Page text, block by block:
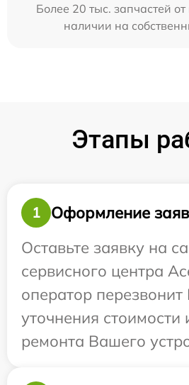
Более 20 тыс. запчастей
наличии на
Этапы
1
Оформление
Оставьте заявку на
сервисного центра
оператор
уточнения стоимости
ремонта Вашего